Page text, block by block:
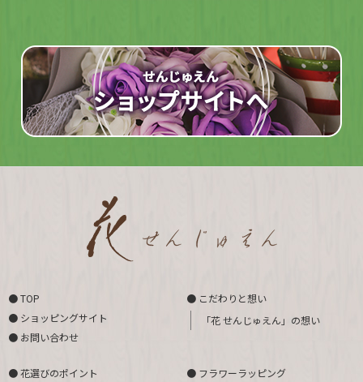
● TOP
● ショッピングサイト
● お問い合わせ
● こだわりと想い
「花 せんじゅえん」の想い
● 花選びのポイント ● フラワーラッピング